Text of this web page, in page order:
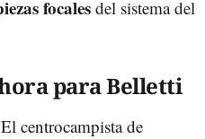
focalesdel sistema del
para Belletti
centrocampista de